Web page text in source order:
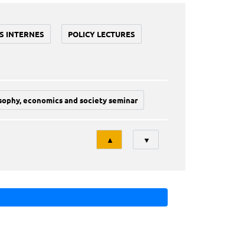
INTERNES POLICY LECTURES
economics and society seminar
Tri
▲ ▼